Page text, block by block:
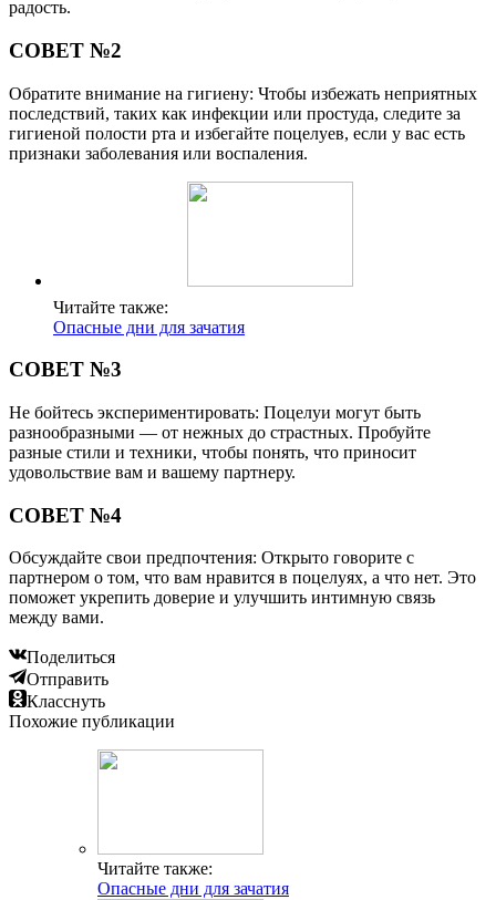
радость.
СОВЕТ №2
Обратите внимание на гигиену: Чтобы избежать неприятных
последствий, таких как инфекции или простуда, следите за
гигиеной полости рта и избегайте поцелуев, если у вас есть
признаки заболевания или воспаления.
Читайте также:
Опасные дни для зачатия
СОВЕТ №3
Не бойтесь экспериментировать: Поцелуи могут быть
разнообразными — от нежных до страстных. Пробуйте
разные стили и техники, чтобы понять, что приносит
удовольствие вам и вашему партнеру.
СОВЕТ №4
Обсуждайте свои предпочтения: Открыто говорите с
партнером о том, что вам нравится в поцелуях, а что нет. Это
поможет укрепить доверие и улучшить интимную связь
между вами.
Поделиться
Отправить
Класснуть
Похожие публикации
Читайте также:
Опасные дни для зачатия